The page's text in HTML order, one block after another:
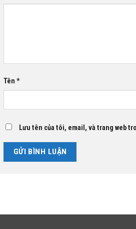
Tên *
Lưu tên của tôi, email, và trang web